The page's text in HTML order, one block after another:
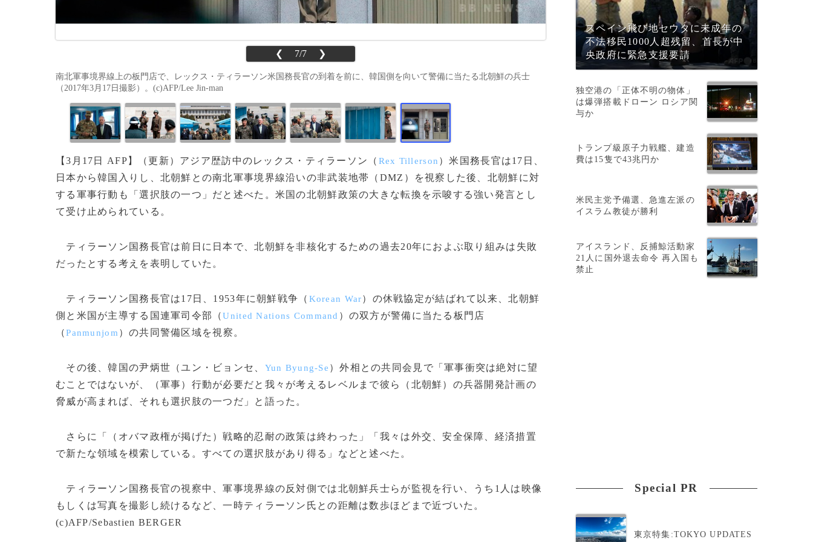
❮ 7/7 ❯
南北軍事境界線上の板門店で、レックス・ティラーソン米国務長官の到着を前に、韓国側を向いて警備に当たる北朝鮮の兵士
（2017年3月17日撮影）。(c)AFP/Lee Jin-man
【3月17日 AFP】（更新）アジア歴訪中のレックス・ティラーソン（ Rex Tillerson ）米国務長官は17日、
日本から韓国入りし、北朝鮮との南北軍事境界線沿いの非武装地帯（DMZ）を視察した後、北朝鮮に対
する軍事行動も「選択肢の一つ」だと述べた。米国の北朝鮮政策の大きな転換を示唆する強い発言とし
て受け止められている。
ティラーソン国務長官は前日に日本で、北朝鮮を非核化するための過去20年におよぶ取り組みは失敗
だったとする考えを表明していた。
ティラーソン国務長官は17日、1953年に朝鮮戦争（ Korean War）の休戦協定が結ばれて以来、北朝鮮
側と米国が主導する国連軍司令部（United Nations Command ）の双方が警備に当たる板門店
（Panmunjom ）の共同警備区域を視察。
その後、韓国の尹炳世（ユン・ビョンセ、 Yun Byung-Se ）外相との共同会見で「軍事衝突は絶対に望
むことではないが、（軍事）行動が必要だと我々が考えるレベルまで彼ら（北朝鮮）の兵器開発計画の
脅威が高まれば、それも選択肢の一つだ」と語った。
さらに「（オバマ政権が掲げた）戦略的忍耐の政策は終わった」「我々は外交、安全保障、経済措置
で新たな領域を模索している。すべての選択肢があり得る」などと述べた。
ティラーソン国務長官の視察中、軍事境界線の反対側では北朝鮮兵士らが監視を行い、うち1人は映像
もしくは写真を撮影し続けるなど、一時ティラーソン氏との距離は数歩ほどまで近づいた。
(c)AFP/Sebastien BERGER
スペイン飛び地セウタに未成年の
不法移民1000人超残留、首長が中
央政府に緊急支援要請
独空港の「正体不明の物体」
は爆弾搭載ドローン ロシア関
与か
トランプ級原子力戦艦、建造
費は15隻で43兆円か
米民主党予備選、急進左派の
イスラム教徒が勝利
アイスランド、反捕鯨活動家
21人に国外退去命令 再入国も
禁止
Special PR
東京特集:TOKYO UPDATES